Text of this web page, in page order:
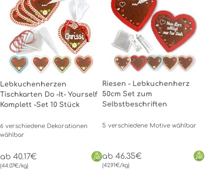
Lebkuchenherzen
Tischkarten Do -It- Yourself
Komplett -Set 10 Stück
6 verschiedene Dekorationen
wählbar
ab 40.17€
(44.07€/kg)
Riesen - Lebkuchenherz
50cm Set zum
Selbstbeschriften
5 verschiedene Motive wählbar
ab 46.35€
(42.91€/kg)